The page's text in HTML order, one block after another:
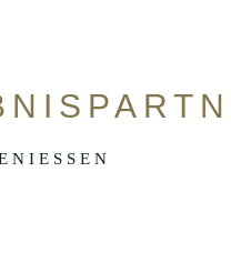
N I E S S E N